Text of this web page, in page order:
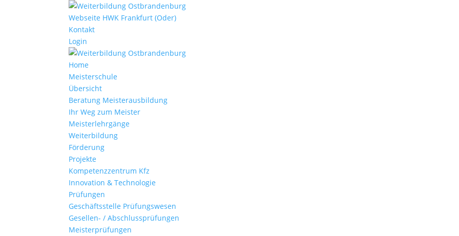
Webseite HWK Frankfurt (Oder)
Kontakt
Login
Home
Meisterschule
Übersicht
Beratung Meisterausbildung
Ihr Weg zum Meister
Meisterlehrgänge
Weiterbildung
Förderung
Projekte
Kompetenzzentrum Kfz
Innovation & Technologie
Prüfungen
Geschäftsstelle Prüfungswesen
Gesellen- / Abschlussprüfungen
Meisterprüfungen